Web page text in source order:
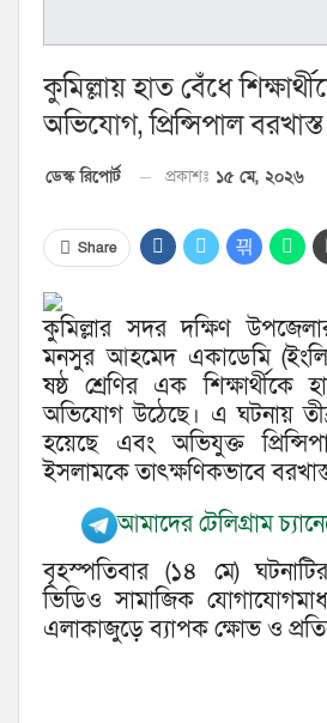
কুমিল্লায় হাত বেঁধে
অভিযোগ, প্রিন্সিপাল বরখাস্ত
ডেস্ক রিপোর্ট প্রকাশঃ ১৫ মে, ২০২৬
Share
কুমিল্লার সদর দক্ষিণ
মনসুর আহমেদ একাডেমি
ষষ্ঠ শ্রেণির এক শিক্ষার্থীকে
অভিযোগ উঠেছে। এ ঘটনায়
হয়েছে এবং অভিযুক্ত
ইসলামকে তাৎক্ষণিকভাবে
আমাদের টেলিগ্রাম
বৃহস্পতিবার (১৪ মে)
ভিডিও সামাজিক
এলাকাজুড়ে ব্যাপক ক্ষোভ ও